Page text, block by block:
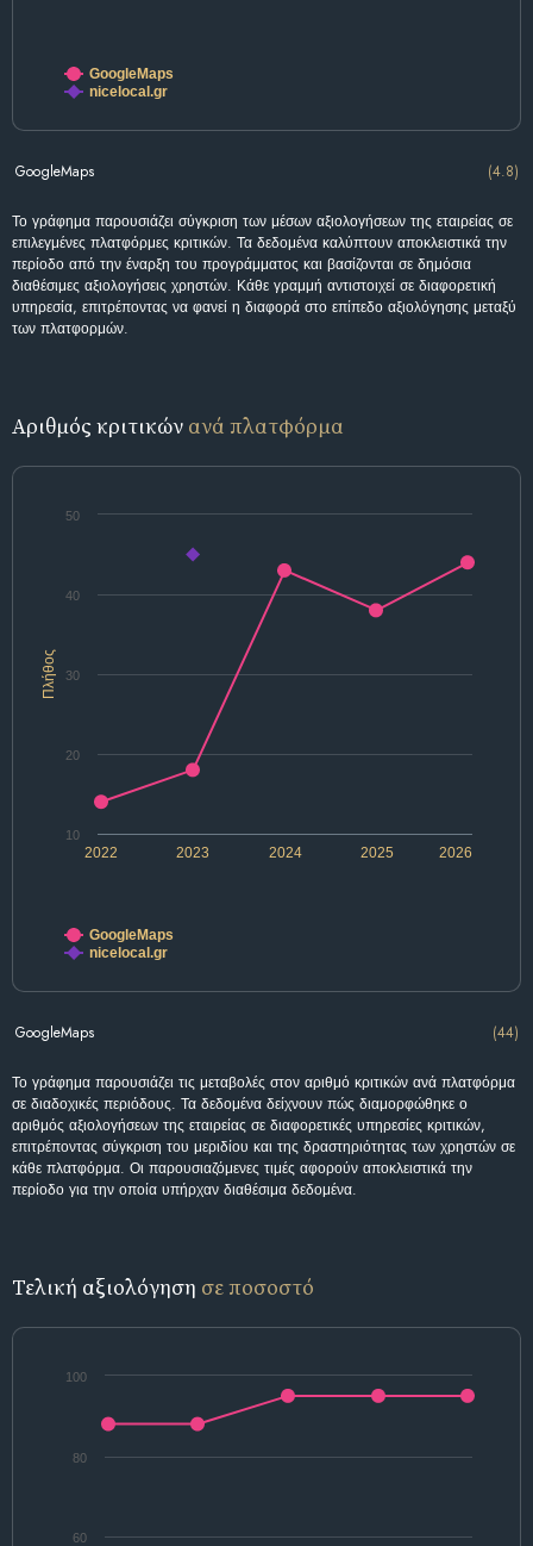
GoogleMaps
nicelocal.gr
GoogleMaps (4.8)
Το γράφημα παρουσιάζει σύγκριση των μέσων αξιολογήσεων της εταιρείας σε
επιλεγμένες πλατφόρμες κριτικών. Τα δεδομένα καλύπτουν αποκλειστικά την
περίοδο από την έναρξη του προγράμματος και βασίζονται σε δημόσια
διαθέσιμες αξιολογήσεις χρηστών. Κάθε γραμμή αντιστοιχεί σε διαφορετική
υπηρεσία, επιτρέποντας να φανεί η διαφορά στο επίπεδο αξιολόγησης μεταξύ
των πλατφορμών.
Αριθμός κριτικών ανά πλατφόρμα
Πλήθος
2022 2024 2026
2023 2025
10
20
30
40
50
GoogleMaps
nicelocal.gr
GoogleMaps (44)
Το γράφημα παρουσιάζει τις μεταβολές στον αριθμό κριτικών ανά πλατφόρμα
σε διαδοχικές περιόδους. Τα δεδομένα δείχνουν πώς διαμορφώθηκε ο
αριθμός αξιολογήσεων της εταιρείας σε διαφορετικές υπηρεσίες κριτικών,
επιτρέποντας σύγκριση του μεριδίου και της δραστηριότητας των χρηστών σε
κάθε πλατφόρμα. Οι παρουσιαζόμενες τιμές αφορούν αποκλειστικά την
περίοδο για την οποία υπήρχαν διαθέσιμα δεδομένα.
Τελική αξιολόγηση σε ποσοστό
60
80
100